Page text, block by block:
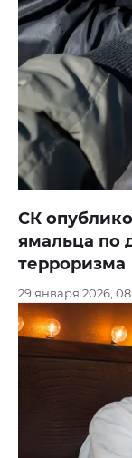
СК
ямальца по
терроризма
29 января 2026,